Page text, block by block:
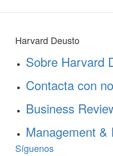
Harvard Deusto
Sobre Harvard
Contacta con
Business
Management &
Síguenos